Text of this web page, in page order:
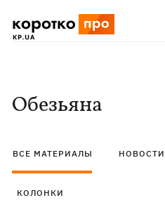
Обезьяна
ВСЕ МАТЕРИАЛЫ НОВОСТИ
КОЛОНКИ